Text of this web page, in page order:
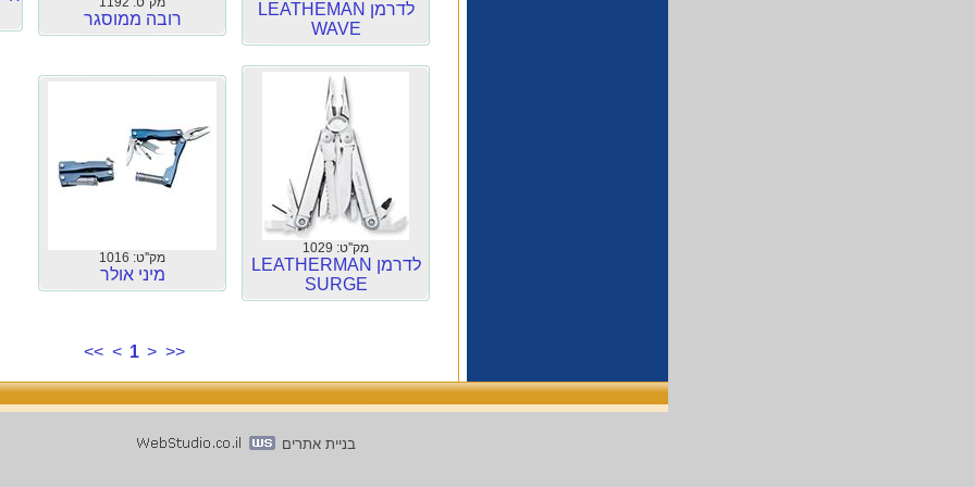
לדרמן LEATHEMAN
WAVE
רובה ממוסגר
מק''ט: 1029
לדרמן LEATHERMAN
SURGE
מק''ט: 1016
מיני אולר
<< < 1 > >>
בניית אתרים